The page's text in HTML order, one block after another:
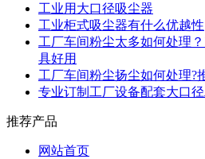
工业用大口径吸尘器
工业柜式吸尘器有什么优越性
工厂车间粉尘太多如何处理
具好用
工厂车间粉尘扬尘如何处理?
专业订制工厂设备配套大口
推荐产品
网站首页